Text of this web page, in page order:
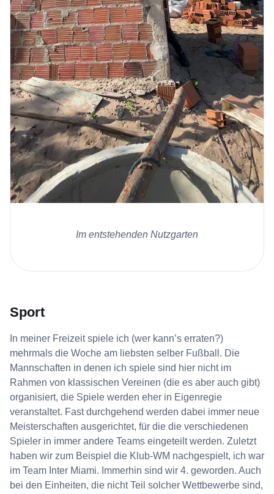
Im entstehenden Nutzgarten
Sport
In meiner Freizeit spiele ich (wer kann’s erraten?)
mehrmals die Woche am liebsten selber Fußball. Die
Mannschaften in denen ich spiele sind hier nicht im
Rahmen von klassischen Vereinen (die es aber auch gibt)
organisiert, die Spiele werden eher in Eigenregie
veranstaltet. Fast durchgehend werden dabei immer neue
Meisterschaften ausgerichtet, für die die verschiedenen
Spieler in immer andere Teams eingeteilt werden. Zuletzt
haben wir zum Beispiel die Klub-WM nachgespielt, ich war
im Team Inter Miami. Immerhin sind wir 4. geworden. Auch
bei den Einheiten, die nicht Teil solcher Wettbewerbe sind,